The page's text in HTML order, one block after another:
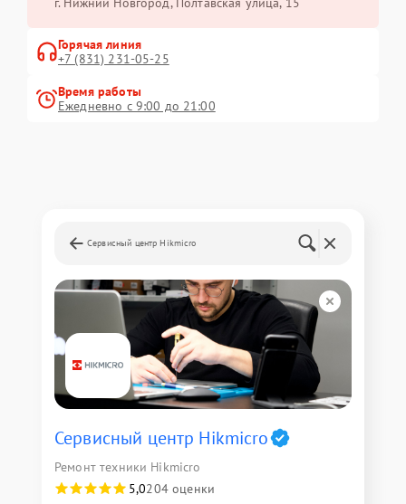
Горячая линия
+7 (831) 231-05-25
Время работы
Ежедневно с 9:00 до 21:00
Сервисный центр Hikmicro
Сервисный центр Hikmicro
Ремонт техники Hikmicro
5,0204 оценки